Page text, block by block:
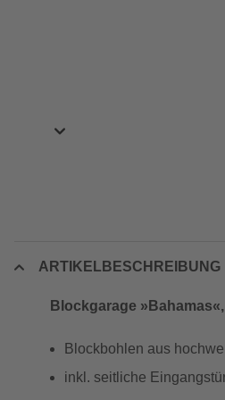
ARTIKELBESCHREIBUNG
Blockgarage
Blockbohlen aus
inkl. seitliche